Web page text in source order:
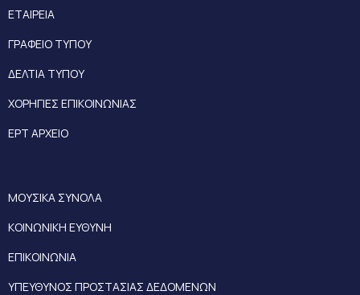
ΕΤΑΙΡΕΙΑ
ΓΡΑΦΕΙΟ ΤΥΠΟΥ
ΔΕΛΤΙΑ ΤΥΠΟΥ
ΧΟΡΗΓΙΕΣ ΕΠΙΚΟΙΝΩΝΙΑΣ
ΕΡΤ ΑΡΧΕΙΟ
ΜΟΥΣΙΚΑ ΣΥΝΟΛΑ
ΚΟΙΝΩΝΙΚΗ ΕΥΘΥΝΗ
ΕΠΙΚΟΙΝΩΝΙΑ
ΥΠΕΥΘΥΝΟΣ ΠΡΟΣΤΑΣΙΑΣ ΔΕΔΟΜΕΝΩΝ